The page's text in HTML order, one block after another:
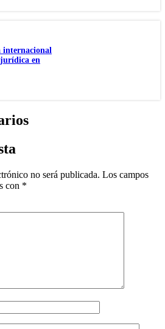
internacional
en
no será publicada. Los campos
con *